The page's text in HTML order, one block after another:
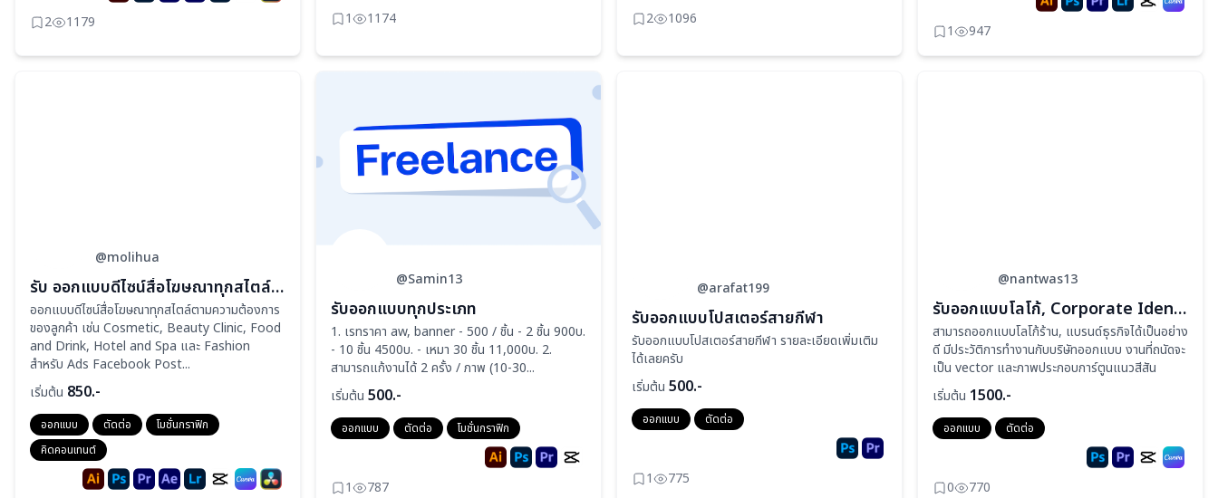
2 1179 1 1174 2 1096
1 947
@molihua
รับ ออกแบบดีไซน์สื่อโฆษณาทุกสไตล์ตามความต้องการของลูกค้า
ออกแบบดีไซน์สื่อโฆษณาทุกสไตล์ตามความต้องการ
ของลูกค้า เช่น Cosmetic, Beauty Clinic, Food
and Drink, Hotel and Spa และ Fashion
สำหรับ Ads Facebook Post...
เริ่มต้น 850.-
ออกแบบ ตัดต่อ
โมชั่นกราฟิก
คิดคอนเทนต์
@Samin13
รับออกแบบทุกประเภท
1. เรทราคา aw, banner - 500 / ชิ้น - 2 ชิ้น 900บ.
- 10 ชิ้น 4500บ. - เหมา 30 ชิ้น 11,000บ. 2.
สามารถแก้งานได้ 2 ครั้ง / ภาพ (10-30...
เริ่มต้น 500.-
ออกแบบ ตัดต่อ โมชั่นกราฟิก
1 787
@arafat199
รับออกแบบโปสเตอร์สายกีฬา
รับออกแบบโปสเตอร์สายกีฬา รายละเอียดเพิ่มเติม
ได้เลยครับ
เริ่มต้น 500.-
ออกแบบ ตัดต่อ
1 775
@nantwas13
รับออกแบบโลโก้, Corporate Identity
สามารถออกแบบโลโก้ร้าน, แบรนด์ธุรกิจได้เป็นอย่าง
ดี มีประวัติการทำงานกับบริษัทออกแบบ งานที่ถนัดจะ
เป็น vector และภาพประกอบการ์ตูนแนวสีสัน
เริ่มต้น 1500.-
ออกแบบ ตัดต่อ
0 770